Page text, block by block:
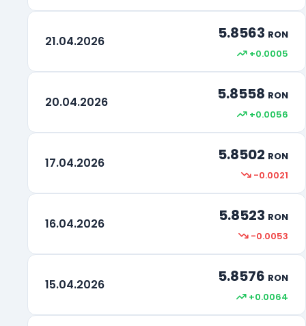
21.04.2026 5.8563 RON
+0.0005
20.04.2026 5.8558 RON
+0.0056
17.04.2026 5.8502 RON
-0.0021
16.04.2026 5.8523 RON
-0.0053
15.04.2026 5.8576 RON
+0.0064